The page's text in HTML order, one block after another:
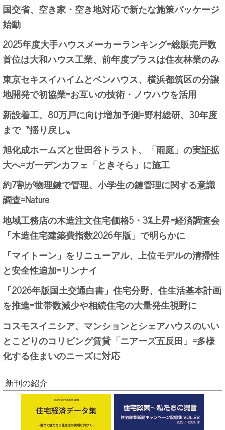
国交省、空き家・空き地対応で新たな施策パッケージ
始動
2025年度大手ハウスメーカーランキング=総販売戸数
首位は大和ハウス工業、前年度プラスは住友林業のみ
東京セキスイハイムとベンハウス、横浜都筑区の分譲
地開発で初協業=お互いの技術・ノウハウを活用
新設着工、80万戸に向け増加予測=野村総研、30年度
まで〝揺り戻し〟
旭化成ホームズと世田谷トラスト、「雨庭」の実証拡
大へ=ガーデンカフェ「ときそら」に施工
約7割が物理鍵で管理、小学生の鍵管理に関する意識
調査=Nature
地域工務店の木造注文住宅価格5・3%上昇=経済調査会
「木造住宅建築費指数2026年版」で明らかに
「マイトーン」をリニューアル、上位モデルの清掃性
と安全性追加=リンナイ
「2026年版国土交通白書」住宅分野、住生活基本計画
を推進=世帯数減少や相続住宅の大量発生視野に
コスモスイニシア、マンションとシェアハウスのいい
とこどりのコリビング賃貸「ニアーズ五反田」=多様
化する住まいのニーズに対応
新刊の紹介